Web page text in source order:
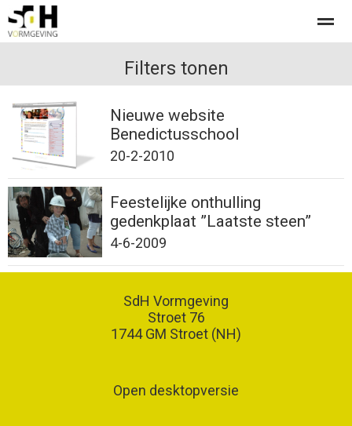
Offerte aanvragen bij SdH Vormgeving
Home
Filters tonen
Nieuwe website
Benedictusschool
20-2-2010
Feestelijke onthulling
gedenkplaat ”Laatste steen”
4-6-2009
SdH Vormgeving
Stroet 76
1744 GM Stroet (NH)
Open desktopversie